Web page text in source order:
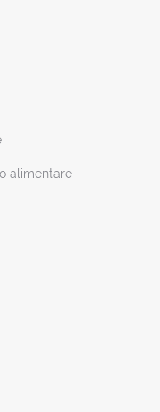
alimentare